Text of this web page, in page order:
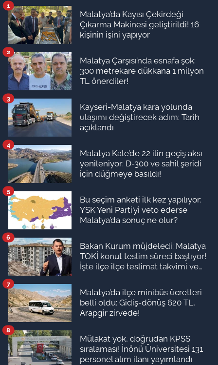
Malatya’da Kayısı Çekirdeği
Çıkarma Makinesi geliştirildi! 16
kişinin işini yapıyor
1
Malatya Çarşısı’nda esnafa şok:
300 metrekare dükkana 1 milyon
TL önerdiler!
2
Kayseri-Malatya kara yolunda
ulaşımı değiştirecek adım: Tarih
açıklandı
3
Malatya Kale’de 22 ilin geçiş aksı
yenileniyor: D-300 ve sahil şeridi
için düğmeye basıldı!
4
Bu seçim anketi ilk kez yapılıyor:
YSK Yeni Parti’yi veto ederse
Malatya’da sonuç ne olur?
5
Bakan Kurum müjdeledi: Malatya
TOKİ konut teslim süreci başlıyor!
İşte ilçe ilçe teslimat takvimi ve
6
Malatya’da ilçe minibüs ücretleri
belli oldu: Gidiş-dönüş 620 TL,
Arapgir zirvede!
7
Mülakat yok, doğrudan KPSS
sıralaması! İnönü Üniversitesi 131
personel alım ilanı yayımlandı
8